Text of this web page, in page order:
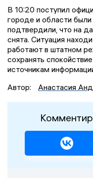
В 10:20 поступил
городе и области
подтвердили, что на
снята. Ситуация
работают в штатном
сохранять
источникам
Автор:
Анастасия